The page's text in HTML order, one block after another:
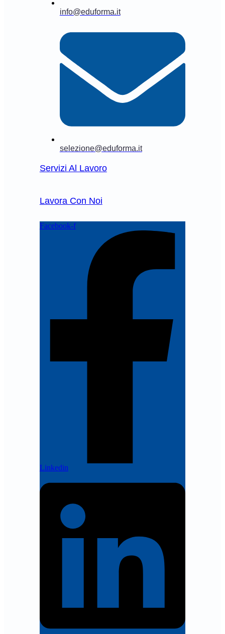
info@eduforma.it
selezione@eduforma.it
Servizi Al Lavoro
Lavora Con Noi
Facebook-f
Linkedin